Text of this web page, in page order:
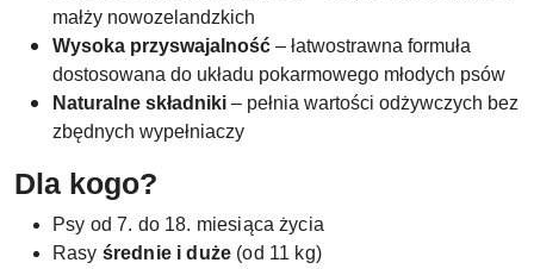
małży nowozelandzkich
Wysoka przyswajalność – łatwostrawna formuła
dostosowana do układu pokarmowego młodych psów
Naturalne składniki – pełnia wartości odżywczych bez
zbędnych wypełniaczy
Dla kogo?
Psy od 7. do 18. miesiąca życia
Rasy średnie i duże (od 11 kg)